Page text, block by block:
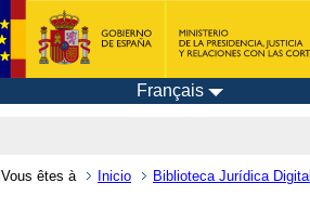
Français
Vous êtes à Inicio Biblioteca Jurídica Digital